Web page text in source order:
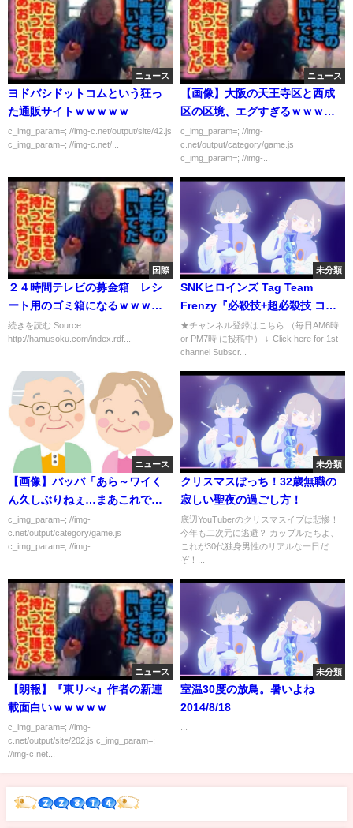
ニュース
ヨドバシドットコムという狂っ
た通販サイトｗｗｗｗｗ
c_img_param=; //img-c.net/output/site/42.js
c_img_param=; //img-c.net/...
ニュース
【画像】大阪の天王寺区と西成
区の区境、エグすぎるｗｗｗｗ
ｗｗ
c_img_param=; //img-
c.net/output/category/game.js
c_img_param=; //img-...
国際
２４時間テレビの募金箱 レシ
ート用のゴミ箱になるｗｗｗｗ
ｗｗｗｗｗ
続きを読む Source:
http://hamusoku.com/index.rdf...
未分類
SNKヒロインズ Tag Team
Frenzy『必殺技+超必殺技 コレ
クション』
★チャンネル登録はこちら （毎日AM6時
or PM7時 に投稿中） ↓-Click here for 1st
channel Subscr...
ニュース
【画像】バッバ「あら～ワイく
ん久しぶりねぇ…まあこれでも
(お菓子)食べてゆっくりしなさ
い」
c_img_param=; //img-
c.net/output/category/game.js
c_img_param=; //img-...
未分類
クリスマスぼっち！32歳無職の
寂しい聖夜の過ごし方！
底辺YouTuberのクリスマスイブは悲惨！
今年も二次元に逃避？ カップルたちよ、
これが30代独身男性のリアルな一日だ
ぞ！...
ニュース
【朗報】『東リべ』作者の新連
載面白いｗｗｗｗｗ
c_img_param=; //img-
c.net/output/site/202.js c_img_param=;
//img-c.net...
未分類
室温30度の放鳥。暑いよね
2014/8/18